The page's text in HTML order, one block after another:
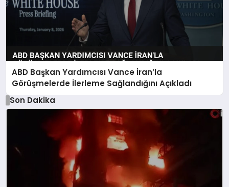
ABD Başkan Yardımcısı Vance İran’la
Görüşmelerde İlerleme Sağlandığını Açıkladı
Son Dakika